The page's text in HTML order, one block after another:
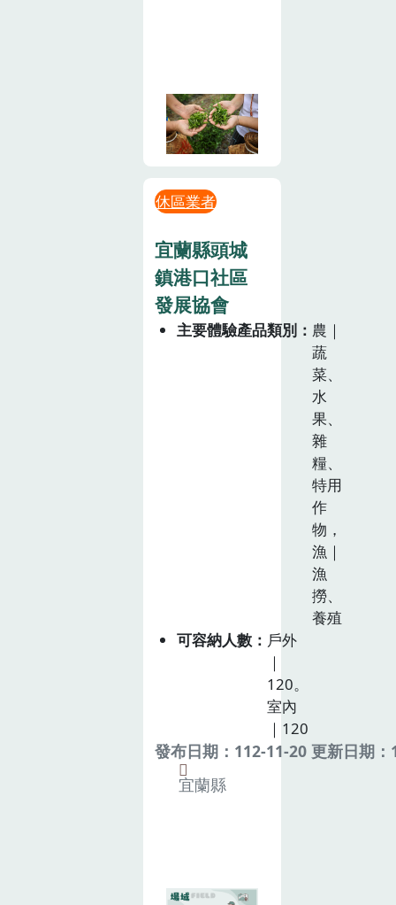
休區業者
宜蘭縣頭城
鎮港口社區
發展協會
主要體驗產品類別
農｜
蔬
菜、
水
果、
雜
糧、
特用
作
物，
漁｜
漁
撈、
養殖
可容納人數
戶外
｜
120。
室內
｜120
發布日期：112-11-20 更新日期
宜蘭縣